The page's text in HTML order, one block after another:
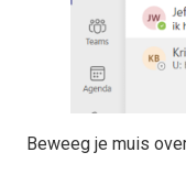
Beweeg je muis